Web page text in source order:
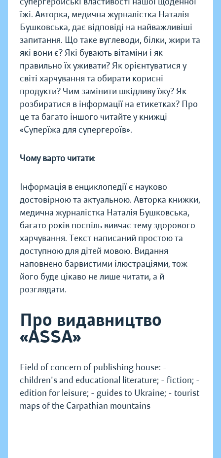
їжі. Авторка, медична журналістка Наталія
Бушковська, дає відповіді на найважливіші
запитання. Що таке вуглеводи, білки, жири та
які вони є? Які бувають вітаміни і як
правильно їх уживати? Як орієнтуватися у
світі харчування та обирати корисні
продукти? Чим замінити шкідливу їжу? Як
розбиратися в інформації на етикетках? Про
це та багато іншого читайте у книжці
«Суперїжа для супергероїв».
Чому варто читати:
Інформація в енциклопедії є науково
достовірною та актуальною. Авторка книжки,
медична журналістка Наталія Бушковська,
багато років поспіль вивчає тему здорового
харчування. Текст написаний простою та
доступною для дітей мовою. Видання
наповнено барвистими ілюстраціями, тож
його буде цікаво не лише читати, а й
розглядати.
Про видавництво
«ASSA»
Field of concern of publishing house: -
children's and educational literature; - fiction; -
edition for leisure; - guides to Ukraine; - tourist
maps of the Carpathian mountains